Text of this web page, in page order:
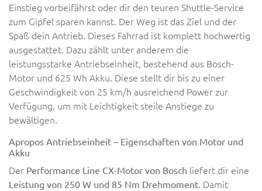
Einstieg vorbeifährst oder dir den teuren Shuttle-Service
zum Gipfel sparen kannst. Der Weg ist das Ziel und der
Spaß dein Antrieb. Dieses Fahrrad ist komplett hochwertig
ausgestattet. Dazu zählt unter anderem die
leistungsstarke Antriebseinheit, bestehend aus Bosch-
Motor und 625 Wh Akku. Diese stellt dir bis zu einer
Geschwindigkeit von 25 km/h ausreichend Power zur
Verfügung, um mit Leichtigkeit steile Anstiege zu
bewältigen.
Apropos Antriebseinheit – Eigenschaften von Motor und
Akku
Der Performance Line CX-Motor von Bosch liefert dir eine
Leistung von 250 W und 85 Nm Drehmoment. Damit